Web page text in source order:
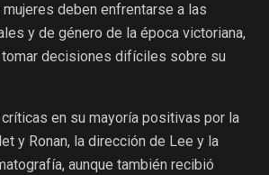
deben enfrentarse a las
y de género de la época victoriana,
tomar decisiones difíciles sobre su
en su mayoría positivas por la
y Ronan, la dirección de Lee y la
aunque también recibió